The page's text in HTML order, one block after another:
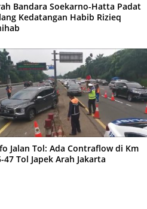
Bandara Soekarno-Hatta Padat
Kedatangan Habib Rizieq
Jalan Tol: Ada Contraflow di Km
47 Tol Japek Arah Jakarta